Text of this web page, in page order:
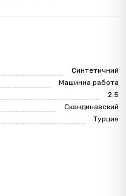
Синтетичний
Машинна работа
2.5
Cкандинавский
Турция